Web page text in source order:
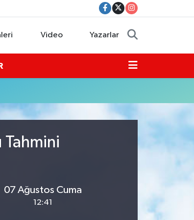
Video Yazarlar
Tahmini
07 Ağustos Cuma
12:41